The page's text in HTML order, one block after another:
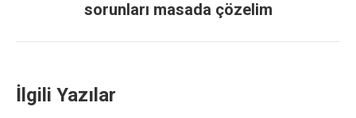
sorunları masada çözelim
İlgili Yazılar